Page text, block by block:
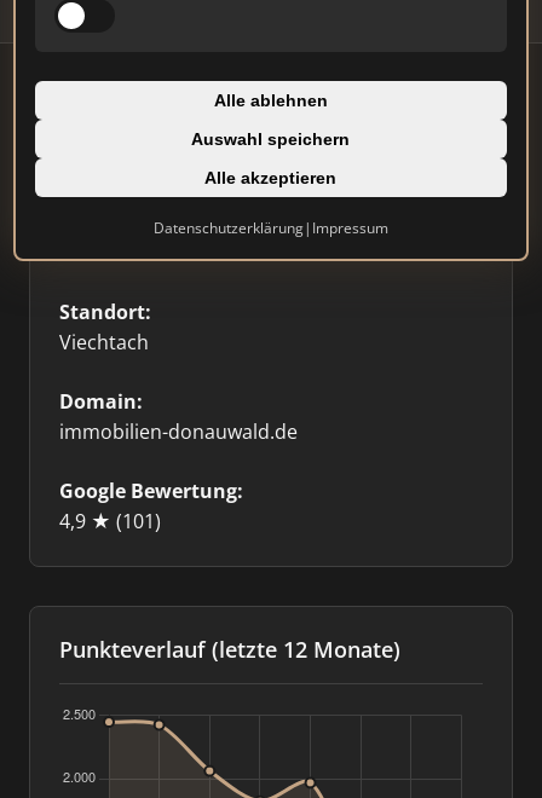
Alle ablehnen
Auswahl speichern
Alle akzeptieren
Datenschutzerklärung| Impressum
⭐ Etabliert
Einzelner Makler
Standort:
Viechtach
Domain:
immobilien-donauwald.de
Google Bewertung:
4,9 ★ (101)
Punkteverlauf (letzte 12 Monate)